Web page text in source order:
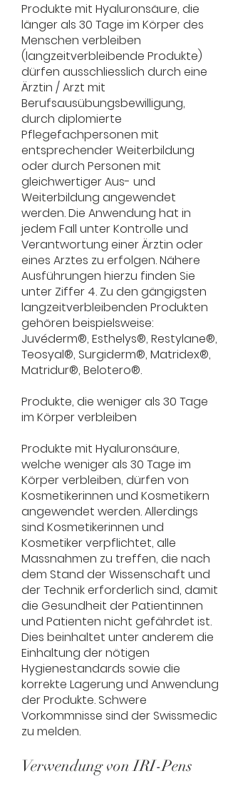
Produkte mit Hyaluronsäure, die
länger als 30 Tage im Körper des
Menschen verbleiben
(langzeitverbleibende Produkte)
dürfen ausschliesslich durch eine
Ärztin / Arzt mit
Berufsausübungsbewilligung,
durch diplomierte
Pflegefachpersonen mit
entsprechender Weiterbildung
oder durch Personen mit
gleichwertiger Aus- und
Weiterbildung angewendet
werden. Die Anwendung hat in
jedem Fall unter Kontrolle und
Verantwortung einer Ärztin oder
eines Arztes zu erfolgen. Nähere
Ausführungen hierzu finden Sie
unter Ziffer 4. Zu den gängigsten
langzeitverbleibenden Produkten
gehören beispielsweise:
Juvéderm®, Esthelys®, Restylane®,
Teosyal®, Surgiderm®, Matridex®,
Matridur®, Belotero®.
Produkte, die weniger als 30 Tage
im Körper verbleiben
Produkte mit Hyaluronsäure,
welche weniger als 30 Tage im
Körper verbleiben, dürfen von
Kosmetikerinnen und Kosmetikern
angewendet werden. Allerdings
sind Kosmetikerinnen und
Kosmetiker verpflichtet, alle
Massnahmen zu treffen, die nach
dem Stand der Wissenschaft und
der Technik erforderlich sind, damit
die Gesundheit der Patientinnen
und Patienten nicht gefährdet ist.
Dies beinhaltet unter anderem die
Einhaltung der nötigen
Hygienestandards sowie die
korrekte Lagerung und Anwendung
der Produkte. Schwere
Vorkommnisse sind der Swissmedic
zu melden.
Verwendung von IRI-Pens